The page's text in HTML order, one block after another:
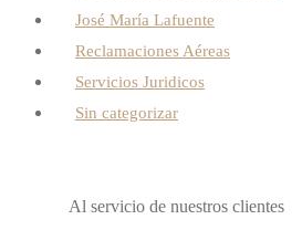
José María Lafuente
Reclamaciones Aéreas
Servicios Juridicos
Sin categorizar
Al servicio de nuestros clientes